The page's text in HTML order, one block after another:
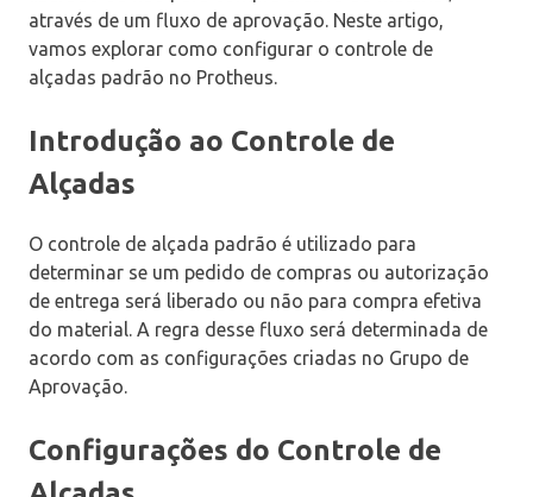
através de um fluxo de aprovação. Neste artigo,
vamos explorar como configurar o controle de
alçadas padrão no Protheus.
Introdução ao Controle de
Alçadas
O controle de alçada padrão é utilizado para
determinar se um pedido de compras ou autorização
de entrega será liberado ou não para compra efetiva
do material. A regra desse fluxo será determinada de
acordo com as configurações criadas no Grupo de
Aprovação.
Configurações do Controle de